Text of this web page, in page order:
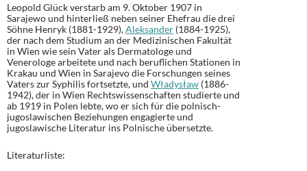
Leopold Glück verstarb am 9. Oktober 1907 in
Sarajewo und hinterließ neben seiner Ehefrau die drei
Söhne Henryk (1881-1929),Aleksander (1884-1925),
der nach dem Studium an der Medizinischen Fakultät
in Wien wie sein Vater als Dermatologe und
Venerologe arbeitete und nach beruflichen Stationen in
Krakau und Wien in Sarajevo die Forschungen seines
Vaters zur Syphilis fortsetzte, und Władysław (1886-
1942), der in Wien Rechtswissenschaften studierte und
ab 1919 in Polen lebte, wo er sich für die polnisch-
jugoslawischen Beziehungen engagierte und
jugoslawische Literatur ins Polnische übersetzte.
Literaturliste: